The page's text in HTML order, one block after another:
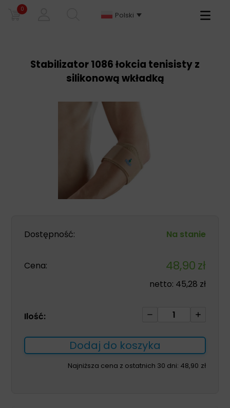
0
Polski
Primary
Stabilizator 1086 łokcia tenisisty z
silikonową wkładką
Dostępność: Na stanie
Cena: 48,90zł
netto: 45,28 zł
Ilość:
ilość
1086
łokcia
tenisisty
Dodaj do koszyka
Najniższa cena z ostatnich 30 dni: 48,90 zł